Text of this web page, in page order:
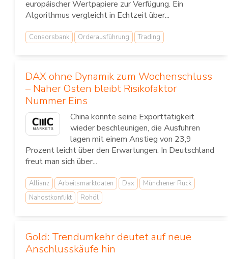
europäischer Wertpapiere zur Verfügung. Ein
Algorithmus vergleicht in Echtzeit über...
Consorsbank Orderausführung Trading
DAX ohne Dynamik zum Wochenschluss
– Naher Osten bleibt Risikofaktor
Nummer Eins
China konnte seine Exporttätigkeit
wieder beschleunigen, die Ausfuhren
lagen mit einem Anstieg von 23,9
Prozent leicht über den Erwartungen. In Deutschland
freut man sich über...
Allianz Arbeitsmarktdaten Dax
Münchener Rück
Nahostkonflikt
Rohöl
Gold: Trendumkehr deutet auf neue
Anschlusskäufe hin